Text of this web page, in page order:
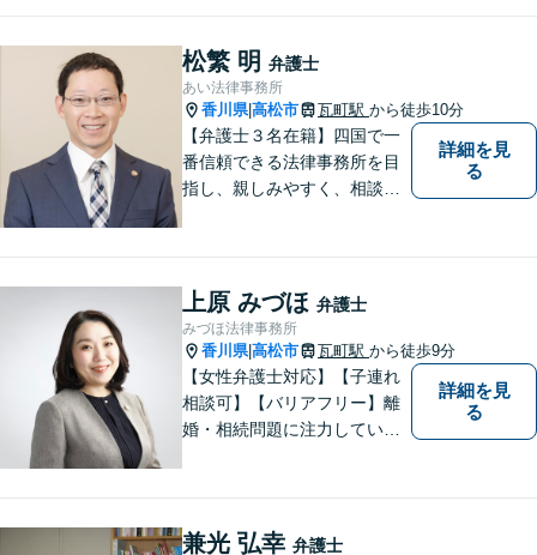
見出すお手伝いができれば、
幸いです。お気軽にご相談く
ださい。
松繁 明 弁護士
あい法律事務所
香川県|高松市 瓦町駅 から徒歩10分
【弁護士３名在籍】四国で一
番信頼できる法律事務所を目
指し、親しみやすく、相談し
詳細を見
る
上原 みづほ 弁護士
みづほ法律事務所
香川県|高松市 瓦町駅 から徒歩9分
【女性弁護士対応】【子連れ
相談可】【バリアフリー】離
婚・相続問題に注力していま
詳細を見
る
兼光 弘幸 弁護士